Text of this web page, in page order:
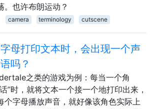
。也许布朗运动？
camera terminology cutscene
母打印文本时，会出现一个声
吗？
之类的游戏为例：每当一个角
”时，就将文本一个接一个地打印出来，
个字母播放声音，就好像该角色实际上